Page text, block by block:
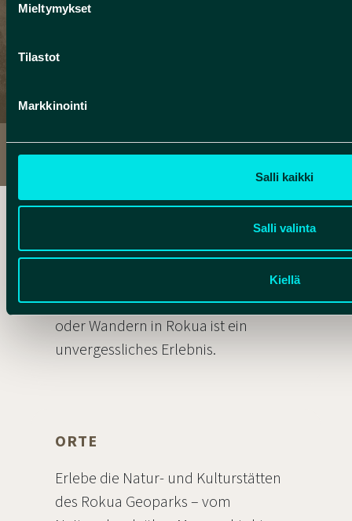
Mieltymykset
Tilastot
Markkinointi
Salli kaikki
Salli valinta
Kiellä
Angebote und wählen
Sie Aktivitäten für Ihren
Tagesausflug!
Aktivitäten im Rokua Geopark? Die
Aktivitäten in Rokua bringen Sie der
Natur ganz nah. Radfahren, Skifahren
oder Wandern in Rokua ist ein
unvergessliches Erlebnis.
ORTE
Erlebe die Natur- und Kulturstätten
des Rokua Geoparks – vom